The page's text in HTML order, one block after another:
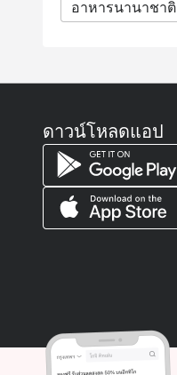
อาหารนานาชาติ
ดาวน์โหลดแอป